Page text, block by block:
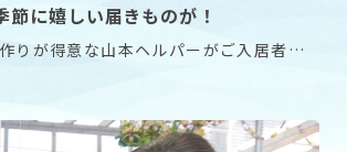
節に嬉しい届きものが！
りが得意な山本ヘルパーがご入居者様